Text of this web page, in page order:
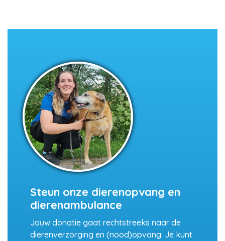
Steun onze dierenopvang en
dierenambulance
Jouw donatie gaat rechtstreeks naar de
dierenverzorging en (nood)opvang. Je kunt